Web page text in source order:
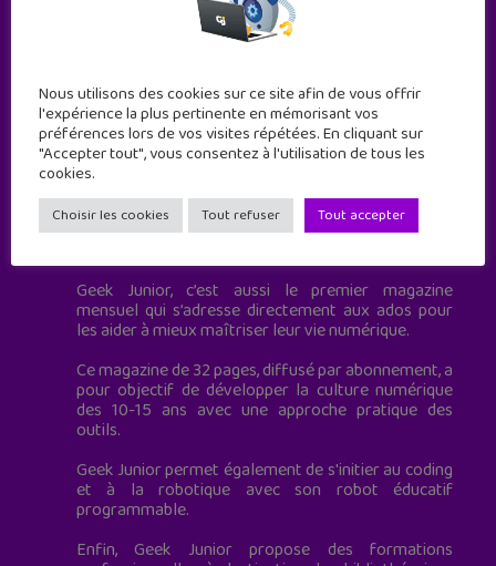
Geek Junior est le premier site de culture numérique
Geek Junior, c’est aussi le premier magazine
mensuel qui s’adresse directement aux ados pour
les aider à mieux maîtriser leur vie numérique.
Ce magazine de 32 pages, diffusé par abonnement, a
pour objectif de développer la culture numérique
des 10-15 ans avec une approche pratique des
outils.
Geek Junior permet également de s'initier au coding
et à la robotique avec son robot éducatif
programmable.
Enfin, Geek Junior propose des formations
Nous utilisons des cookies sur ce site afin de vous offrir
l'expérience la plus pertinente en mémorisant vos
préférences lors de vos visites répétées. En cliquant sur
"Accepter tout", vous consentez à l'utilisation de tous les
cookies.
Choisir les cookies Tout refuser Tout accepter